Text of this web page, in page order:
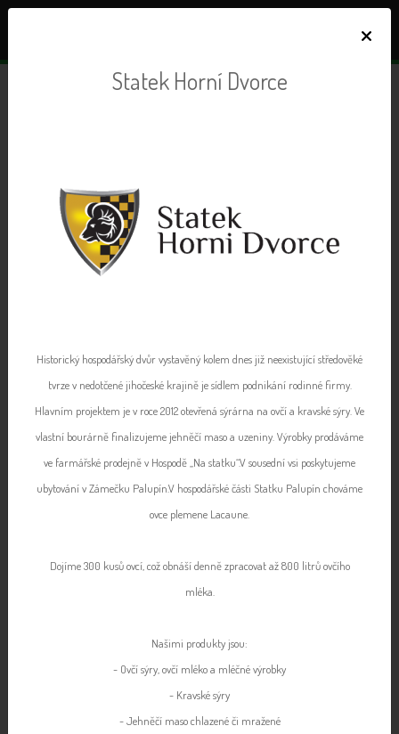
Dodavatelé v iBi STORE
×
Statek Horní Dvorce
Historický hospodářský dvůr vystavěný kolem dnes již neexistující středověké
tvrze v nedotčené jihočeské krajině je sídlem podnikání rodinné firmy.
Hlavním projektem je v roce 2012 otevřená sýrárna na ovčí a kravské sýry. Ve
vlastní bourárně finalizujeme jehněčí maso a uzeniny. Výrobky prodáváme
ve farmářské prodejně v Hospodě „Na statku“.V sousední vsi poskytujeme
ubytování v Zámečku Palupín.V hospodářské části Statku Palupín chováme
ovce plemene Lacaune.
Dojíme 300 kusů ovcí, což obnáší denně zpracovat až 800 litrů ovčího
mléka.
Našimi produkty jsou:
- Ovčí sýry, ovčí mléko a mléčné výrobky
- Kravské sýry
- Jehněčí maso chlazené či mražené